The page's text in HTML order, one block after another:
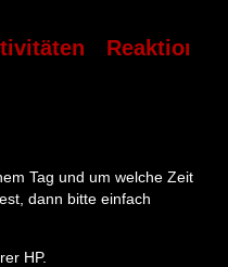
Reaktionen
Tag und um welche Zeit
dann bitte einfach
HP.